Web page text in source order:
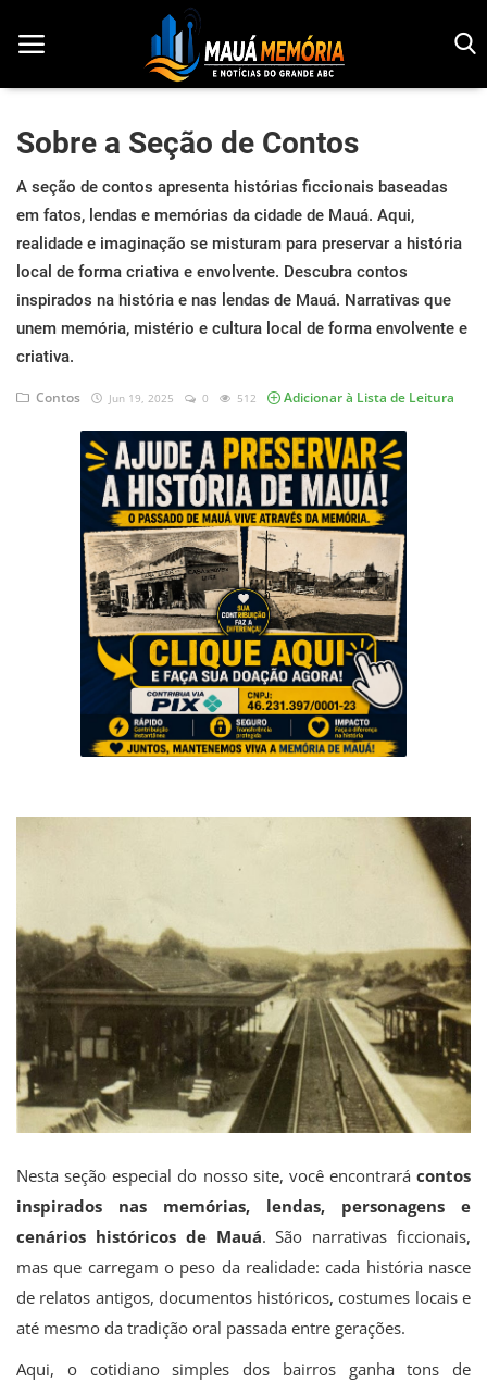
Início
Dorama
Notícias
Pop!
História
Esportes
Contribua
Portuguese
Sobre a Seção de Contos
A seção de contos apresenta histórias ficcionais baseadas
em fatos, lendas e memórias da cidade de Mauá. Aqui,
realidade e imaginação se misturam para preservar a história
local de forma criativa e envolvente. Descubra contos
inspirados na história e nas lendas de Mauá. Narrativas que
unem memória, mistério e cultura local de forma envolvente e
criativa.
Contos Jun 19, 2025 0 512 Adicionar à Lista de Leitura
Nesta seção especial do nosso site, você encontrará contos
inspirados nas memórias, lendas, personagens e
cenários históricos de Mauá. São narrativas ficcionais,
mas que carregam o peso da realidade: cada história nasce
de relatos antigos, documentos históricos, costumes locais e
até mesmo da tradição oral passada entre gerações.
Aqui, o cotidiano simples dos bairros ganha tons de